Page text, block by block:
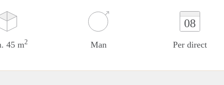
45 m2 Man
08
Per direct